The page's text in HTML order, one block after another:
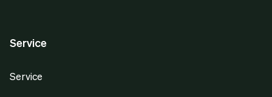
Service
Service